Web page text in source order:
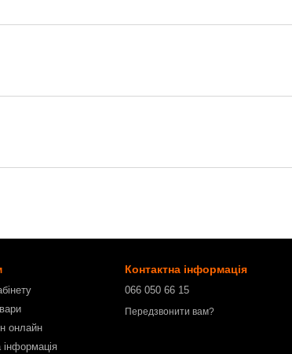
онлайн
інформація
Контактна інформація
066 050 66 15
Передзвонити вам?